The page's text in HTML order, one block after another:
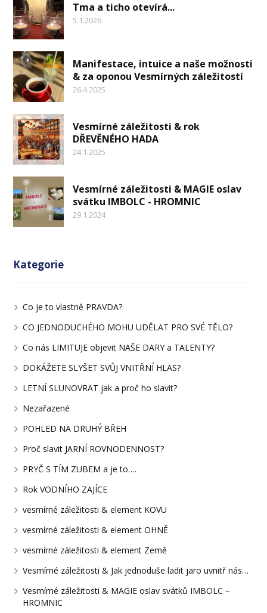
Tma a ticho otevírá...
5.1.2026
Manifestace, intuice a naše možnosti
& za oponou Vesmírných záležitostí
26.4.2025
Vesmírné záležitosti & rok
DŘEVĚNÉHO HADA
24.1.2025
Vesmírné záležitosti & MAGIE oslav
svátku IMBOLC - HROMNIC
29.1.2024
Kategorie
Co je to vlastně PRAVDA?
CO JEDNODUCHÉHO MOHU UDĚLAT PRO SVÉ TĚLO?
Co nás LIMITUJE objevit NAŠE DARY a TALENTY?
DOKÁŽETE SLYŠET SVŮJ VNITŘNÍ HLAS?
LETNÍ SLUNOVRAT jak a proč ho slavit?
Nezařazené
POHLED NA DRUHÝ BŘEH
Proč slavit JARNÍ ROVNODENNOST?
PRYČ S TÍM ZUBEM a je to….
Rok VODNÍHO ZAJÍCE
vesmírné záležitosti & element KOVU
vesmírné záležitosti & element OHNĚ
vesmírné záležitosti & element Země
Vesmírné záležitosti & Jak jednoduše ladit jaro uvnitř nás…
Vesmírné záležitosti & MAGIE oslav svátků IMBOLC –
HROMNIC